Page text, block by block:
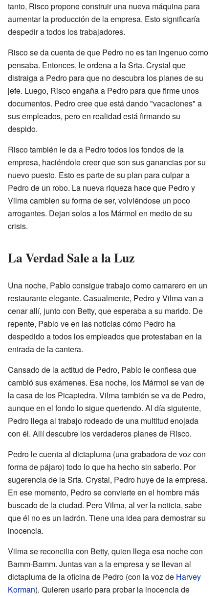
tanto, Risco propone construir una nueva máquina para
aumentar la producción de la empresa. Esto significaría
despedir a todos los trabajadores.
Risco se da cuenta de que Pedro no es tan ingenuo como
pensaba. Entonces, le ordena a la Srta. Crystal que
distraiga a Pedro para que no descubra los planes de su
jefe. Luego, Risco engaña a Pedro para que firme unos
documentos. Pedro cree que está dando "vacaciones" a
sus empleados, pero en realidad está firmando su
despido.
Risco también le da a Pedro todos los fondos de la
empresa, haciéndole creer que son sus ganancias por su
nuevo puesto. Esto es parte de su plan para culpar a
Pedro de un robo. La nueva riqueza hace que Pedro y
Vilma cambien su forma de ser, volviéndose un poco
arrogantes. Dejan solos a los Mármol en medio de su
crisis.
La Verdad Sale a la Luz
Una noche, Pablo consigue trabajo como camarero en un
restaurante elegante. Casualmente, Pedro y Vilma van a
cenar allí, junto con Betty, que esperaba a su marido. De
repente, Pablo ve en las noticias cómo Pedro ha
despedido a todos los empleados que protestaban en la
entrada de la cantera.
Cansado de la actitud de Pedro, Pablo le confiesa que
cambió sus exámenes. Esa noche, los Mármol se van de
la casa de los Picapiedra. Vilma también se va de Pedro,
aunque en el fondo lo sigue queriendo. Al día siguiente,
Pedro llega al trabajo rodeado de una multitud enojada
con él. Allí descubre los verdaderos planes de Risco.
Pedro le cuenta al dictapluma (una grabadora de voz con
forma de pájaro) todo lo que ha hecho sin saberlo. Por
sugerencia de la Srta. Crystal, Pedro huye de la empresa.
En ese momento, Pedro se convierte en el hombre más
buscado de la ciudad. Pero Vilma, al ver la noticia, sabe
que él no es un ladrón. Tiene una idea para demostrar su
inocencia.
Vilma se reconcilia con Betty, quien llega esa noche con
Bamm-Bamm. Juntas van a la empresa y se llevan al
dictapluma de la oficina de Pedro (con la voz de Harvey
Korman). Quieren usarlo para probar la inocencia de